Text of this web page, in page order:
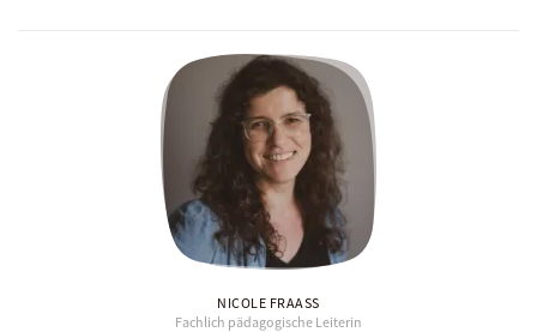
NICOLE FRAASS
Fachlich pädagogische Leiterin